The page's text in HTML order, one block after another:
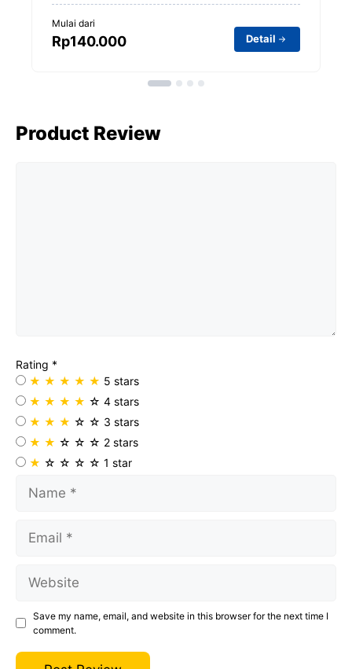
Mulai dari
Rp140.000 Detail
Product Review
Rating *
★ ★ ★ ★ ★ 5 stars
★ ★ ★ ★ ☆ 4 stars
★ ★ ★ ☆ ☆ 3 stars
★ ★ ☆ ☆ ☆ 2 stars
★ ☆ ☆ ☆ ☆ 1 star
Save my name, email, and website in this browser for the next time I
comment.